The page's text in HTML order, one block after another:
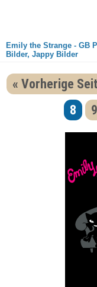
Emily the Strange - GB
Bilder, Jappy Bilder
« Vorherige
8
9